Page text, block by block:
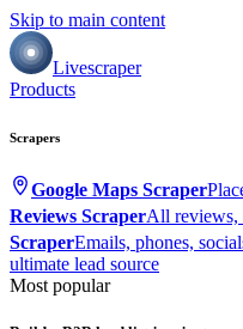
Skip to main content
Livescraper
Products
Scrapers
Google Maps Scraper
Reviews ScraperAll reviews,
ScraperEmails, phones,
ultimate lead source
Most popular